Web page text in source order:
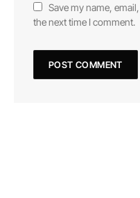
Save my name,
the next time I comment.